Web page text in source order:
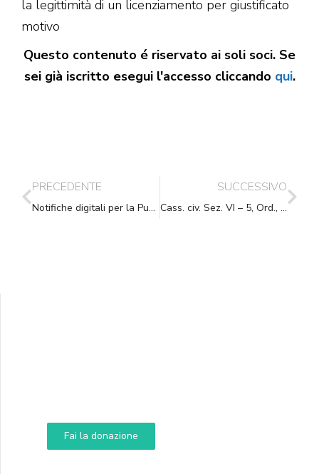
la legittimità di un licenziamento per giustificato
motivo
Questo contenuto é riservato ai soli soci. Se
sei già iscritto esegui l'accesso cliccando qui.
PRECEDENTE
Notifiche digitali per la Pubblica Amministrazione
SUCCESSIVO
Cass. civ. Sez. VI – 5, Ord., (ud. 08-07-2020) 09-09-2020, n. 18675
Fai la donazione